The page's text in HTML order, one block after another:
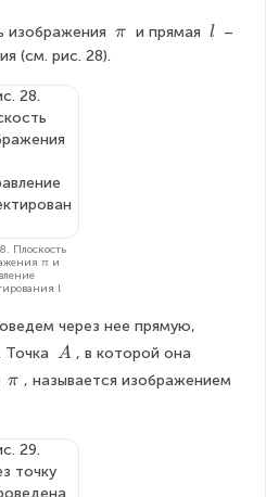
изображения \
π и прямая \
l
–
(см. рис. 28).
Плоскость
π и
l
через нее прямую,
Точка \
\
A , в которой она
\
π , называется изображением